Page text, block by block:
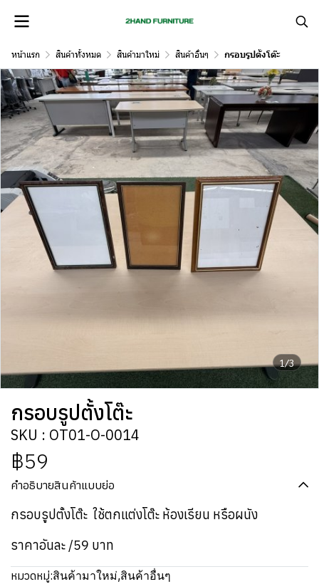
หน้าแรก สินค้าทั้งหมด สินค้ามาใหม่ สินค้าอื่นๆ กรอบรูปตั้งโต๊ะ
1/3
กรอบรูปตั้งโต๊ะ
SKU : OT01-O-0014
฿59
คำอธิบายสินค้าแบบย่อ
กรอบรูปตั้งโต๊ะ ใช้ตกแต่งโต๊ะ ห้องเรียน หรือผนัง
ราคาอันละ /59 บาท
หมวดหมู่:สินค้ามาใหม่,สินค้าอื่นๆ